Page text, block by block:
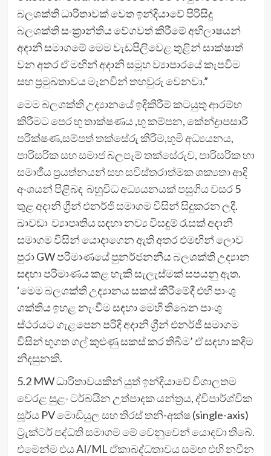
බලශක්ති ධාරිතාවක් වෙත ඉන්දියාවේ පිරිසිදු
බලශක්ති සංක්‍රාන්තිය වේගවත් කිරීමේ අභිලාෂයන්
අදානි සමාගමේ මෙම වැඩපිලිවෙළ තුළින් සාක්ෂාත්
වන අතර ඒ මඟින් අදානි සමූහ ව්‍යාපාරයේ කැපවීම
සහ ප්‍රමුඛතාවය මැනවින් තහවුරු වෙනවා.”
මෙම බලශක්ති උද්‍යානයේ ඉදිකිරීම් කටයුතු ආරම්භ
කිරීමට පෙර භූ තාක්ෂණය ,භූ කම්පන, කේන්ද්‍රාපසාරී
පරීක්ෂණ,සම්පත් තක්සේරු කිරීම,භූමි අධ්‍යයනය,
පාරිසරික සහ සමාජ බලපෑම් තක්සේරුව, පාරිසරික හා
සමාජීය ප්‍රයත්නයන් සහ සවිස්තරාත්මක ශක්‍යතා ආදි
අංශයන් පිළිබඳ බහුවිධ අධ්‍යයනයක් පසුගිය වසර 5
තුළ අදානි ග්‍රීන් එනර්ජි සමාගම විසින් සිදුකරන ලදී.
ඛාවඩා ව්‍යාපෘතිය සඳහා නව්‍ය විසඳුම් රැසක් අදානි
සමාගම විසින් යොදාගෙන ඇති අතර එමඟින් ලොව
පුරා GW පරිමාණයේ පුනර්ජනනීය බලශක්ති උද්‍යාන
සඳහා පරිමාණය කළ හැකි සැලැස්මක් සපයනු ඇත.
‘මෙම බලශක්ති උද්‍යානය සකස් කිරීමේදී එහි පාංශු
ශක්තිය ඉහළ නැංවීම සඳහා මෙහි තිබෙන පාංශු
ස්ථරයට ගැළපෙන පරිදි අදානි ග්‍රීන් එනර්ජි සමාගම
විසින් භූගත ගල් කුළුණු සකස් කර තිබීම’ ඒ සඳහා කදිම
නිදසුනකි.
5.2 MW ධාරිතාවයකින් යුත් ඉන්දියාවේ විශාලතම
වෙරළ සුළං ටර්බයින උත්පාදක යන්ත්‍රය, ද්විපාර්ශ්වික
සූර්ය PV මොඩියුල සහ තිරස් තනි-අක්ෂ (single-axis)
ට්‍රැක්ටර් පද්ධති සමාගම මේ වෙනුවෙන් යොදවා තිබේ.
එමෙන්ම එය AI/ML ඒකාබද්ධතාවය සමඟ එහි නවීන